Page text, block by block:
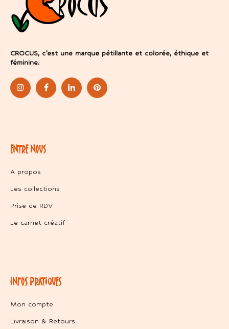
CROCUS, c’est une marque pétillante et colorée, éthique et
féminine.
ENTRE NOUS
A propos
Les collections
Prise de RDV
Le carnet créatif
INFOS PRATIQUES
Mon compte
Livraison & Retours